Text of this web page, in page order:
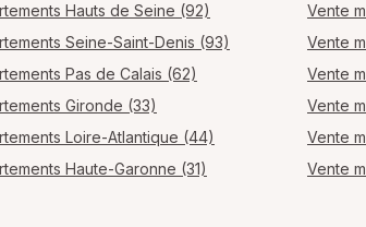
Hauts de Seine (92)
Seine-Saint-Denis (93)
Pas de Calais (62)
Gironde (33)
Loire-Atlantique (44)
Haute-Garonne (31)
Vente
Vente
Vente
Vente
Vente
Vente